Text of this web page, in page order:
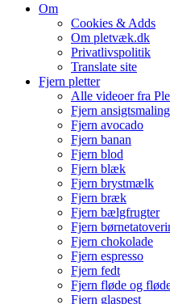
Om
Cookies & Adds
Om pletvæk.dk
Privatlivspolitik
Translate site
Fjern pletter
Alle videoer fra
Fjern ansigtsmaling
Fjern avocado
Fjern banan
Fjern blod
Fjern blæk
Fjern brystmælk
Fjern bræk
Fjern bælgfrugter
Fjern
Fjern chokolade
Fjern espresso
Fjern fedt
Fjern fløde og
Fjern glaspest